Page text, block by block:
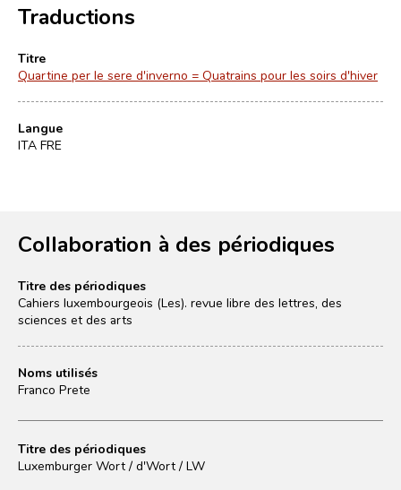
Traductions
Titre
Quartine per le sere d'inverno = Quatrains pour les soirs d'hiver
Langue
ITA FRE
Collaboration à des périodiques
Titre des périodiques
Cahiers luxembourgeois (Les). revue libre des lettres, des
sciences et des arts
Noms utilisés
Franco Prete
Titre des périodiques
Luxemburger Wort / d'Wort / LW